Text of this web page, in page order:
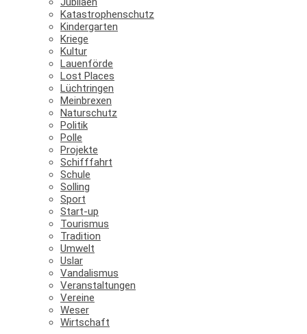
Katastrophenschutz
Kindergarten
Kriege
Kultur
Lauenförde
Lost Places
Lüchtringen
Meinbrexen
Naturschutz
Politik
Polle
Projekte
Schifffahrt
Schule
Solling
Sport
Start-up
Tourismus
Tradition
Umwelt
Uslar
Vandalismus
Veranstaltungen
Vereine
Weser
Wirtschaft